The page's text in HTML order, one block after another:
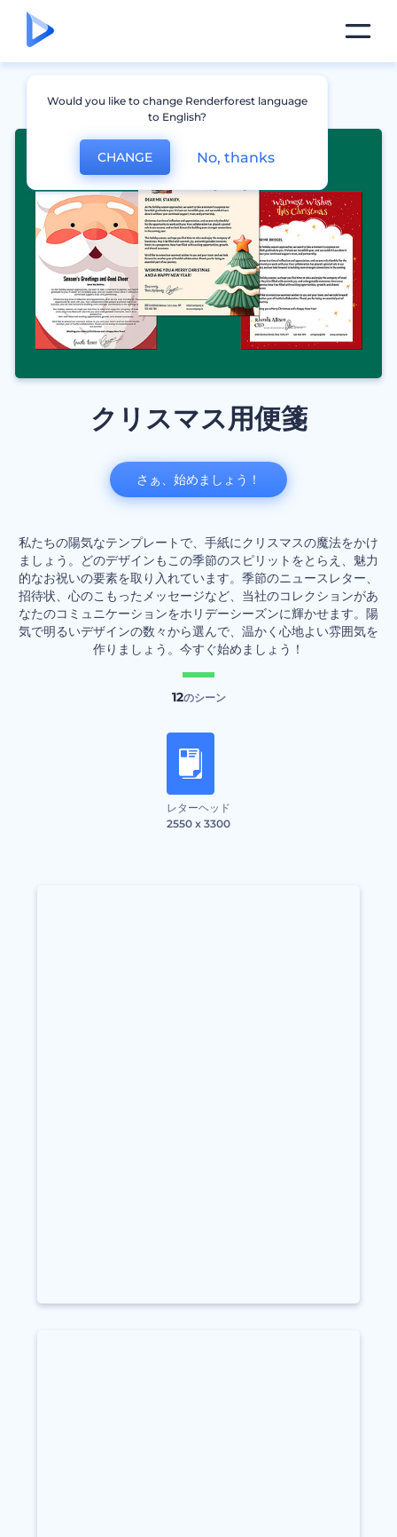
クリスマス用便箋
私たちの陽気なテンプレートで、手紙にクリスマスの魔法をかけ
ましょう。どのデザインもこの季節のスピリットをとらえ、魅力
的なお祝いの要素を取り入れています。季節のニュースレター、
招待状、心のこもったメッセージなど、当社のコレクションがあ
なたのコミュニケーションをホリデーシーズンに輝かせます。陽
気で明るいデザインの数々から選んで、温かく心地よい雰囲気を
作りましょう。今すぐ始めましょう！
12のシーン
レターヘッド
2550 x 3300
さぁ、始めましょう！
Would you like to change Renderforest language
to English?
CHANGE No, thanks